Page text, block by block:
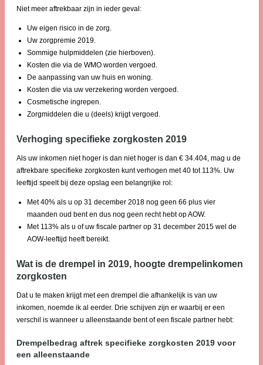
Niet meer aftrekbaar zijn in ieder geval:
Uw eigen risico in de zorg.
Uw zorgpremie 2019.
Sommige hulpmiddelen (zie hierboven).
Kosten die via de WMO worden vergoed.
De aanpassing van uw huis en woning.
Kosten die via uw verzekering worden vergoed.
Cosmetische ingrepen.
Zorgmiddelen die u (deels) krijgt vergoed.
Verhoging specifieke zorgkosten 2019
Als uw inkomen niet hoger is dan niet hoger is dan € 34.404, mag u de
aftrekbare specifieke zorgkosten kunt verhogen met 40 tot 113%. Uw
leeftijd speelt bij deze opslag een belangrijke rol:
Met 40% als u op 31 december 2018 nog geen 66 plus vier
maanden oud bent en dus nog geen recht hebt op AOW.
Met 113% als u of uw fiscale partner op 31 december 2015 wel de
AOW-leeftijd heeft bereikt.
Wat is de drempel in 2019, hoogte drempelinkomen
zorgkosten
Dat u te maken krijgt met een drempel die afhankelijk is van uw
inkomen, noemde ik al eerder. Drie schijven zijn er waarbij er een
verschil is wanneer u alleenstaande bent of een fiscale partner hebt:
Drempelbedrag aftrek specifieke zorgkosten 2019 voor
een alleenstaande